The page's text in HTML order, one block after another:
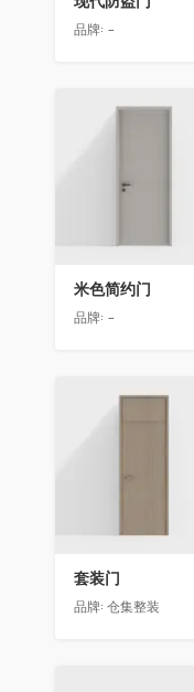
品牌: -
收藏
米色简约门
品牌: -
收藏
套装门
品牌: 仓集整装